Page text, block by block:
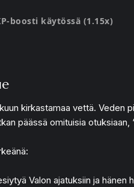
boosti käytössä (1.15x)
kirkastamaa vettä.
päässä omituisia
Valon ajatuksiin ja